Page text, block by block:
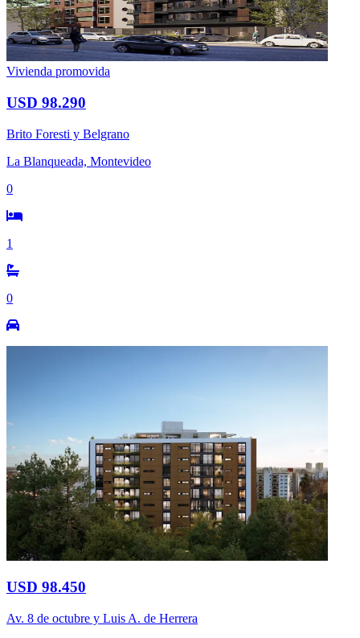
Vivienda promovida
USD 98.290
Brito Foresti y Belgrano
La Blanqueada, Montevideo
0
1
0
USD 98.450
Av. 8 de octubre y Luis A. de Herrera